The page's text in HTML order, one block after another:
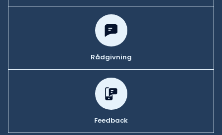
Rådgivning
Feedback